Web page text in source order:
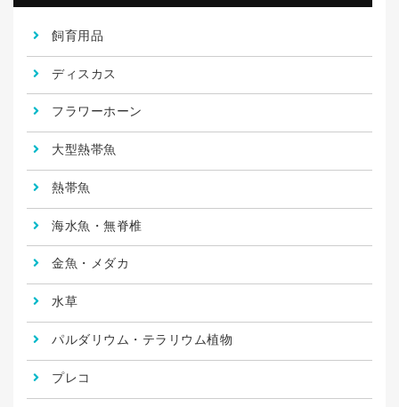
飼育用品
ディスカス
フラワーホーン
大型熱帯魚
熱帯魚
海水魚・無脊椎
金魚・メダカ
水草
パルダリウム・テラリウム植物
プレコ